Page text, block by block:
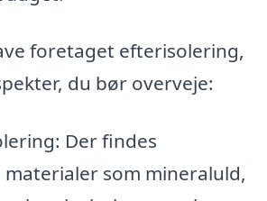
foretaget efterisolering,
du bør overveje:
Der findes
som mineraluld,